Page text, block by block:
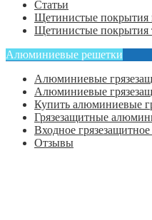
Статьи
Щетинистые покрытия
Щетинистые покрытия
Алюминиевые решетки
Алюминиевые
Алюминиевые
Купить алюминиевые
Грязезащитные
Входное
Отзывы